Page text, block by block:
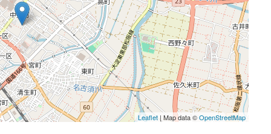
Leaflet| Map data ©OpenStreetMap